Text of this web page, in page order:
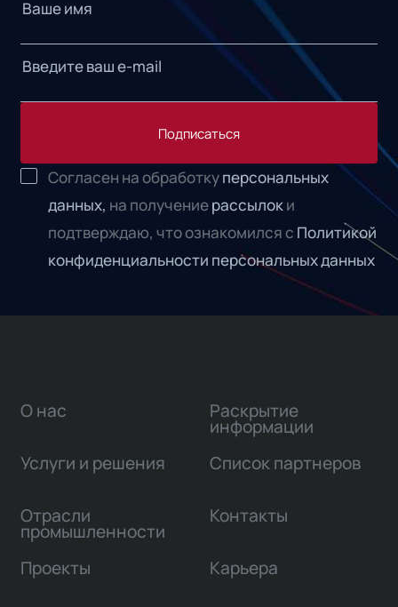
Подписаться
Согласен на обработкуперсональных
данных, на получениерассылоки
подтверждаю, что ознакомился с Политикой
конфиденциальности персональных данных
О нас
Услуги и решения
Отрасли
промышленности
Проекты
Раскрытие
информации
Список партнеров
Контакты
Карьера